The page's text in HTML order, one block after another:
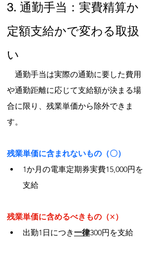
3. 通勤手当：実費精算か
定額支給かで変わる取扱
い
通勤手当は実際の通勤に要した費用
や通勤距離に応じて支給額が決まる場
合に限り、残業単価から除外できま
す。
残業単価に含まれないもの（〇）
1か月の電車定期券実費15,000円を
支給
残業単価に含めるべきもの（×）
出勤1日につき一律300円を支給